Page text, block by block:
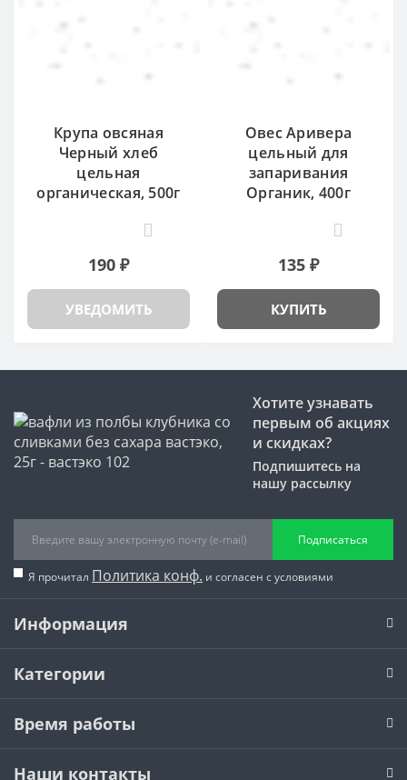
Крупа овсяная
Черный хлеб
цельная
органическая, 500г
190 ₽
УВЕДОМИТЬ
Овес Аривера
цельный для
запаривания
Органик, 400г
135 ₽
КУПИТЬ
Хотите узнавать
первым об акциях
и скидках?
Подпишитесь на
нашу рассылку
Подписаться
Я прочитал Политика конф. и согласен с условиями
Информация
Категории
Время работы
Наши контакты